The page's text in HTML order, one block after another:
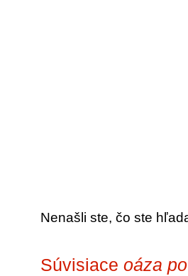
Nenašli ste, čo ste
Súvisiace oáza